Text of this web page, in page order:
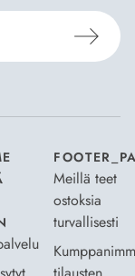
Meillä teet
ostoksia
turvallisesti